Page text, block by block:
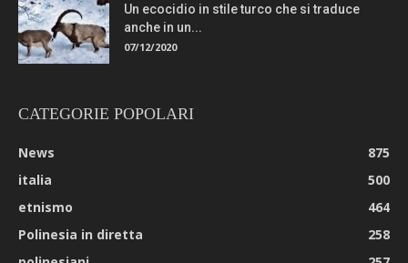
Un ecocidio in stile turco che si traduce
anche in un...
07/12/2020
CATEGORIE POPOLARI
News
875
italia
500
etnismo
464
Polinesia in diretta
258